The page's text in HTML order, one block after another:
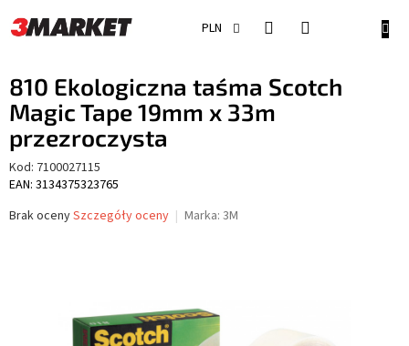
do
treści
PLN
810 Ekologiczna taśma Scotch
Magic Tape 19mm x 33m
przezroczysta
Kod: 7100027115
EAN: 3134375323765
Średnia
Brak ocenySzczegóły oceny Marka: 3M